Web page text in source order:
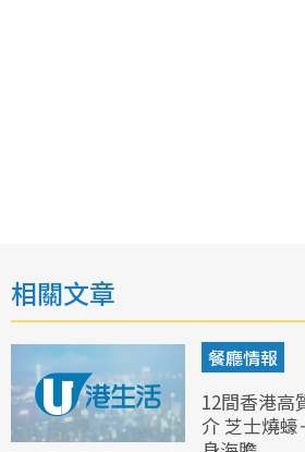
相關文章
餐廳情報
12間香港高
介 芝士燒